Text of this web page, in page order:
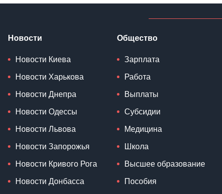
Новости
Новости Киева
Новости Харькова
Новости Днепра
Новости Одессы
Новости Львова
Новости Запорожья
Новости Кривого Рога
Новости Донбасса
Общество
Зарплата
Работа
Выплаты
Субсидии
Медицина
Школа
Высшее образование
Пособия